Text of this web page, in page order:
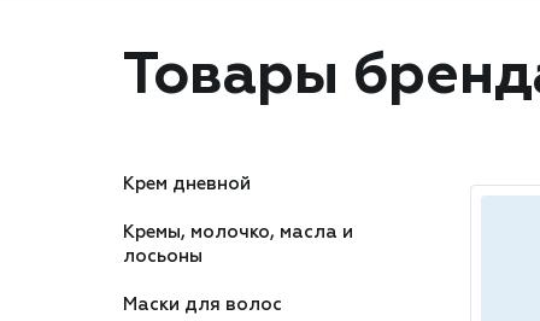
Товары
Крем дневной
Кремы, молочко, масла и
лосьоны
Маски для волос